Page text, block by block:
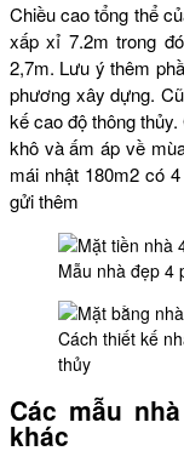
Chiều cao tổng thể
xấp xỉ 7.2m trong
2,7m. Lưu ý thêm
phương xây dựng.
kế cao độ thông
khô và ấm áp về
mái nhật 180m2 có
gửi thêm
Mẫu nhà đẹp 4
Cách thiết kế
thủy
Các mẫu
khác